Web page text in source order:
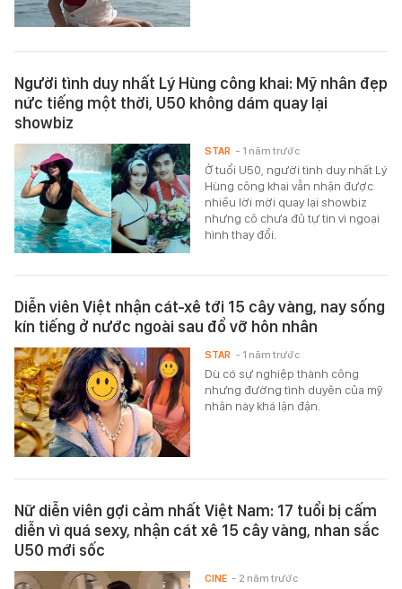
Người tình duy nhất Lý Hùng công khai: Mỹ nhân đẹp
nức tiếng một thời, U50 không dám quay lại
showbiz
Ở tuổi U50, người tình duy nhất Lý
Hùng công khai vẫn nhận được
nhiều lời mời quay lại showbiz
nhưng cô chưa đủ tự tin vì ngoại
hình thay đổi.
STAR - 1 năm trước
Diễn viên Việt nhận cát-xê tới 15 cây vàng, nay sống
kín tiếng ở nước ngoài sau đổ vỡ hôn nhân
Dù có sự nghiệp thành công
nhưng đường tình duyên của mỹ
nhân này khá lận đận.
STAR - 1 năm trước
Nữ diễn viên gợi cảm nhất Việt Nam: 17 tuổi bị cấm
diễn vì quá sexy, nhận cát xê 15 cây vàng, nhan sắc
U50 mới sốc
CINE - 2 năm trước